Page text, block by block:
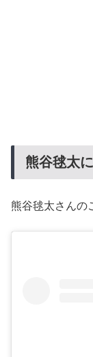
熊谷毬太
熊谷毬太さんの